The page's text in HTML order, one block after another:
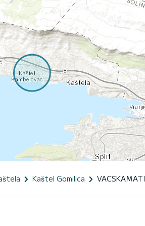
Kaštel Gomilica VACSKAMATI